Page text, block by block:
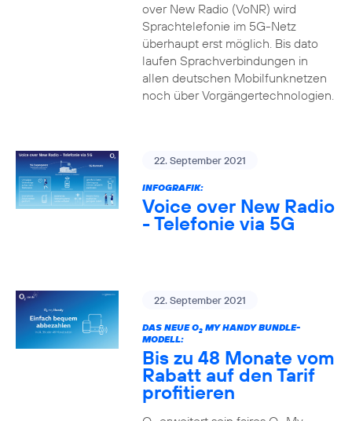
over New Radio (VoNR) wird
Sprachtelefonie im 5G-Netz
überhaupt erst möglich. Bis dato
laufen Sprachverbindungen in
allen deutschen Mobilfunknetzen
noch über Vorgängertechnologien.
22. September 2021
INFOGRAFIK:
Voice over New Radio
- Telefonie via 5G
22. September 2021
DAS NEUE O2MY HANDY BUNDLE-
MODELL:
Bis zu 48 Monate vom
Rabatt auf den Tarif
profitieren